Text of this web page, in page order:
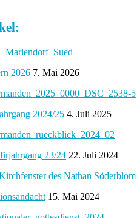
2026 7. Mai 2026
2024/25 4. Juli 2025
23/24 22. Juli 2024
15. Mai 2024